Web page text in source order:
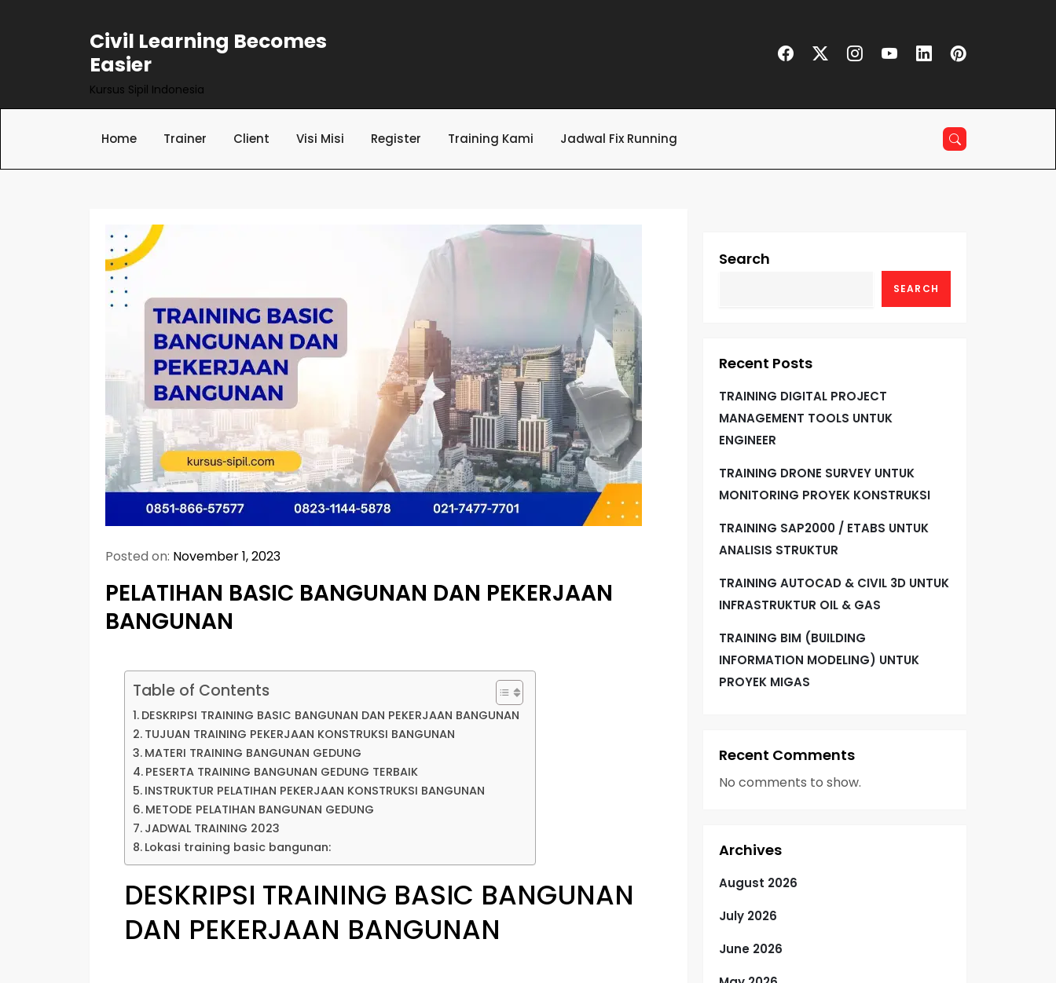
Civil Learning Becomes
Easier
Kursus Sipil Indonesia
Home Trainer Client Visi Misi Register Training Kami Jadwal Fix Running
Posted on: November 1, 2023
PELATIHAN BASIC BANGUNAN DAN PEKERJAAN
BANGUNAN
Table of Contents
DESKRIPSI TRAINING BASIC BANGUNAN DAN PEKERJAAN BANGUNAN
TUJUAN TRAINING PEKERJAAN KONSTRUKSI BANGUNAN
MATERI TRAINING BANGUNAN GEDUNG
PESERTA TRAINING BANGUNAN GEDUNG TERBAIK
INSTRUKTUR PELATIHAN PEKERJAAN KONSTRUKSI BANGUNAN
METODE PELATIHAN BANGUNAN GEDUNG
JADWAL TRAINING 2023
Lokasi training basic bangunan:
DESKRIPSI TRAINING BASIC BANGUNAN
DAN PEKERJAAN BANGUNAN
Search
SEARCH
Recent Posts
TRAINING DIGITAL PROJECT
MANAGEMENT TOOLS UNTUK
ENGINEER
TRAINING DRONE SURVEY UNTUK
MONITORING PROYEK KONSTRUKSI
TRAINING SAP2000 / ETABS UNTUK
ANALISIS STRUKTUR
TRAINING AUTOCAD & CIVIL 3D UNTUK
INFRASTRUKTUR OIL & GAS
TRAINING BIM (BUILDING
INFORMATION MODELING) UNTUK
PROYEK MIGAS
Recent Comments
No comments to show.
Archives
August 2026
July 2026
June 2026